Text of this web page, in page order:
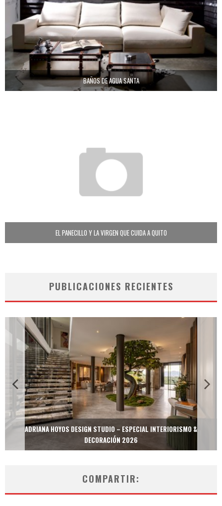
BAÑOS DE AGUA SANTA
EL PANECILLO Y LA VIRGEN QUE CUIDA A QUITO
PUBLICACIONES RECIENTES
ADRIANA HOYOS DESIGN STUDIO – ESPECIAL INTERIORISMO &
DECORACIÓN 2026
COMPARTIR: